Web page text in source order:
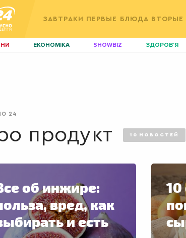
ЗАВТРАКИ ПЕРВЫЕ БЛЮДА
ЕКОНОМІКА SHOWBIZ ЗДОРОВ'Я
24
продукт 10 НОВОСТЕЙ
об инжире:
вред, как
и есть